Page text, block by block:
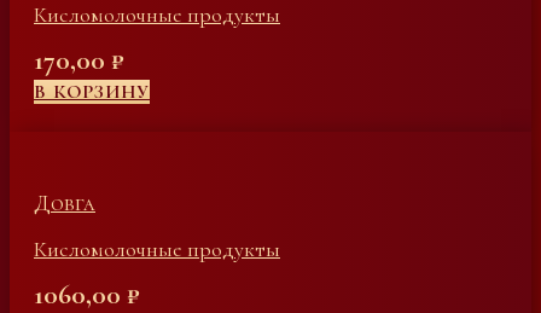
Кисломолочные продукты
170,00 ₽
В КОРЗИНУ
Довга
Кисломолочные продукты
1060,00 ₽